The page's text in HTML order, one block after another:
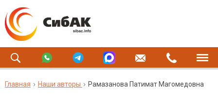
Главная Наши авторы Рамазанова Патимат Магомедовна